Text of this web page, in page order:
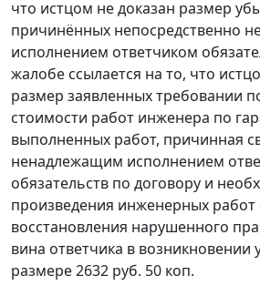
что истцом не доказан размер
причинённых непосредственно
исполнением ответчиком
жалобе ссылается на то, что
размер заявленных требовании
стоимости работ инженера по
выполненных работ, причинная
ненадлежащим исполнением
обязательств по договору и
произведения инженерных
восстановления нарушенного
вина ответчика в возникновении
размере 2632 руб. 50 коп.